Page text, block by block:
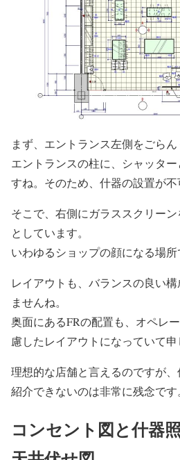
まず、エントランス左側をごらん
エントランスの柱に、シャッタ
すね。そのため、什器の設置が不
そこで、右側にガラススクリー
としています。
いわゆるショップの顔になる場所
レイアウトも、バランスの良い
ませんね。
奥面にあるFRの配置も、オペレ
慮したレイアウトになっていて申
理想的な店舗と言えるのですが
紹介できないのは非常に残念です
コンセント図と什器